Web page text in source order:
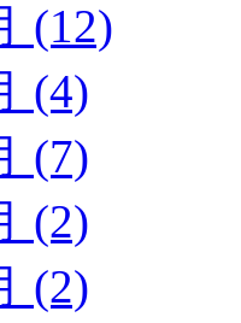
(12)
(4)
(7)
(2)
(2)